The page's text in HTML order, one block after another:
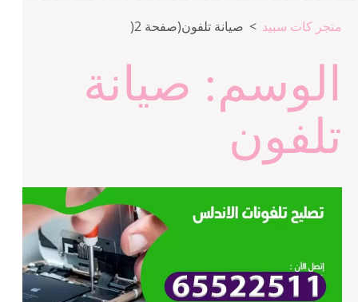
متجر كات سبيد > صيانة تلفون(صفحة 2(
الوسم: صيانة
تلفون